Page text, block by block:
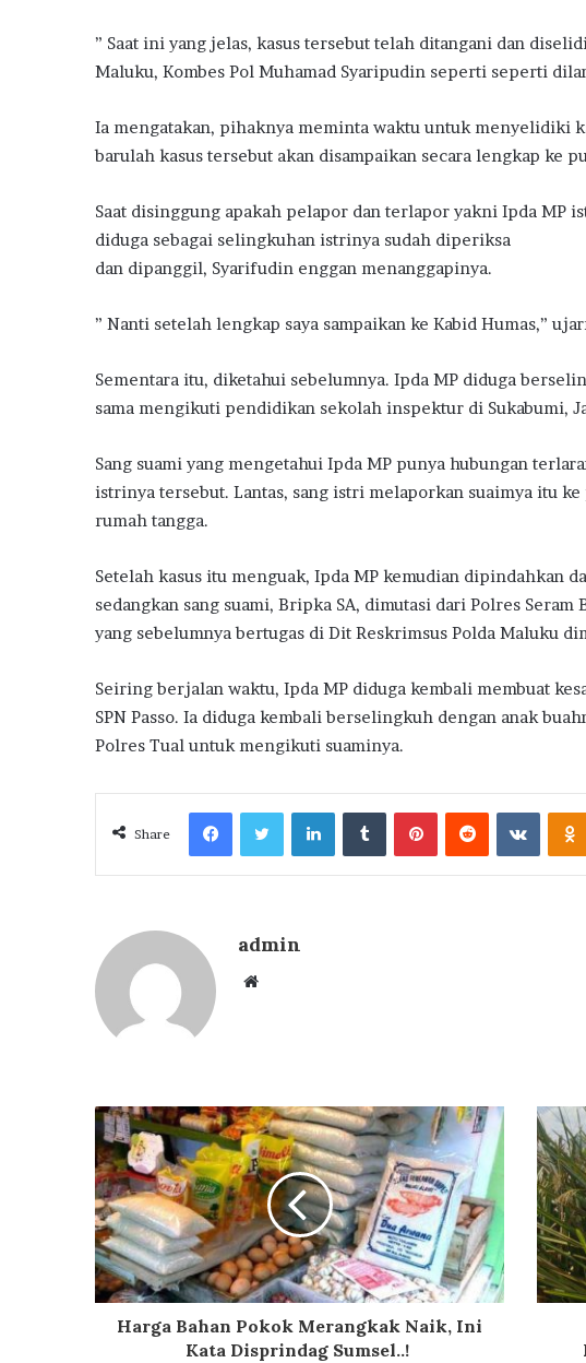
” Saat ini yang jelas, kasus tersebut telah ditangani dan
Maluku, Kombes Pol Muhamad Syaripudin seperti seperti
Ia mengatakan, pihaknya meminta waktu untuk menyelidiki
barulah kasus tersebut akan disampaikan secara lengkap ke
Saat disinggung apakah pelapor dan terlapor yakni Ipda MP
diduga sebagai selingkuhan istrinya sudah diperiksa
dan dipanggil, Syarifudin enggan menanggapinya.
” Nanti setelah lengkap saya sampaikan ke Kabid Humas,”
Sementara itu, diketahui sebelumnya. Ipda MP diduga
sama mengikuti pendidikan sekolah inspektur di Sukabumi,
Sang suami yang mengetahui Ipda MP punya hubungan
istrinya tersebut. Lantas, sang istri melaporkan suaimya itu
rumah tangga.
Setelah kasus itu menguak, Ipda MP kemudian dipindahkan
sedangkan sang suami, Bripka SA, dimutasi dari Polres Seram
yang sebelumnya bertugas di Dit Reskrimsus Polda Maluku
Seiring berjalan waktu, Ipda MP diduga kembali membuat
SPN Passo. Ia diduga kembali berselingkuh dengan anak
Polres Tual untuk mengikuti suaminya.
Share
FacebookTwitterLinkedInTumblrPinterestReddit
admin
Website
Harga Bahan Pokok Merangkak Naik, Ini
Kata Disprindag Sumsel..!